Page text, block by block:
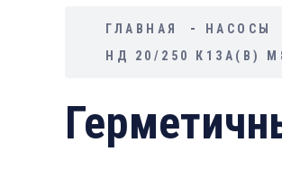
ГЛАВНАЯ НАСОСЫ
НД 20/250 К13А(В)